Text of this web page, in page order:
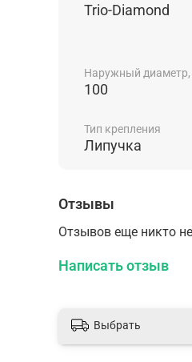
Trio-Diamond
Наружный
100
Тип крепления
Липучка
Отзывы
Отзывов еще никто
Написать отзыв
Выбрать